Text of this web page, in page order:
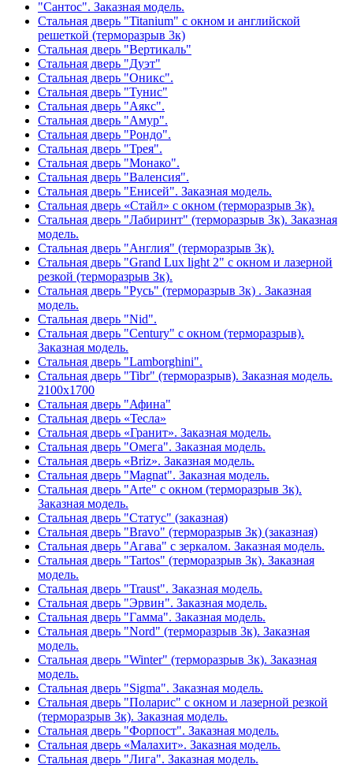
"Сантос". Заказная модель.
Стальная дверь "Titanium" с окном и английской
решеткой (терморазрыв 3к)
Стальная дверь "Вертикаль"
Стальная дверь "Дуэт"
Стальная дверь "Оникс".
Стальная дверь "Тунис"
Стальная дверь "Аякс".
Стальная дверь "Амур".
Стальная дверь "Рондо".
Стальная дверь "Трея".
Стальная дверь "Монако".
Стальная дверь "Валенсия".
Стальная дверь "Енисей". Заказная модель.
Стальная дверь «Стайл» с окном (терморазрыв 3к).
Стальная дверь "Лабиринт" (терморазрыв 3к). Заказная
модель.
Стальная дверь "Англия" (терморазрыв 3к).
Стальная дверь "Grand Lux light 2" с окном и лазерной
резкой (терморазрыв 3к).
Стальная дверь "Русь" (терморазрыв 3к) . Заказная
модель.
Стальная дверь "Nid".
Стальная дверь "Century" с окном (терморазрыв).
Заказная модель.
Стальная дверь "Lamborghini".
Стальная дверь "Tibr" (терморазрыв). Заказная модель.
2100х1700
Стальная дверь "Афина"
Стальная дверь «Тесла»
Стальная дверь «Гранит». Заказная модель.
Стальная дверь "Омега". Заказная модель.
Стальная дверь «Briz». Заказная модель.
Стальная дверь "Magnat". Заказная модель.
Стальная дверь "Arte" с окном (терморазрыв 3к).
Заказная модель.
Стальная дверь "Статус" (заказная)
Стальная дверь "Bravo" (терморазрыв 3к) (заказная)
Стальная дверь "Агава" с зеркалом. Заказная модель.
Стальная дверь "Tartos" (терморазрыв 3к). Заказная
модель.
Стальная дверь "Traust". Заказная модель.
Стальная дверь "Эрвин". Заказная модель.
Стальная дверь "Гамма". Заказная модель.
Стальная дверь "Nord" (терморазрыв 3к). Заказная
модель.
Стальная дверь "Winter" (терморазрыв 3к). Заказная
модель.
Стальная дверь "Sigma". Заказная модель.
Стальная дверь "Поларис" с окном и лазерной резкой
(терморазрыв 3к). Заказная модель.
Стальная дверь "Форпост". Заказная модель.
Стальная дверь «Малахит». Заказная модель.
Стальная дверь "Лига". Заказная модель.